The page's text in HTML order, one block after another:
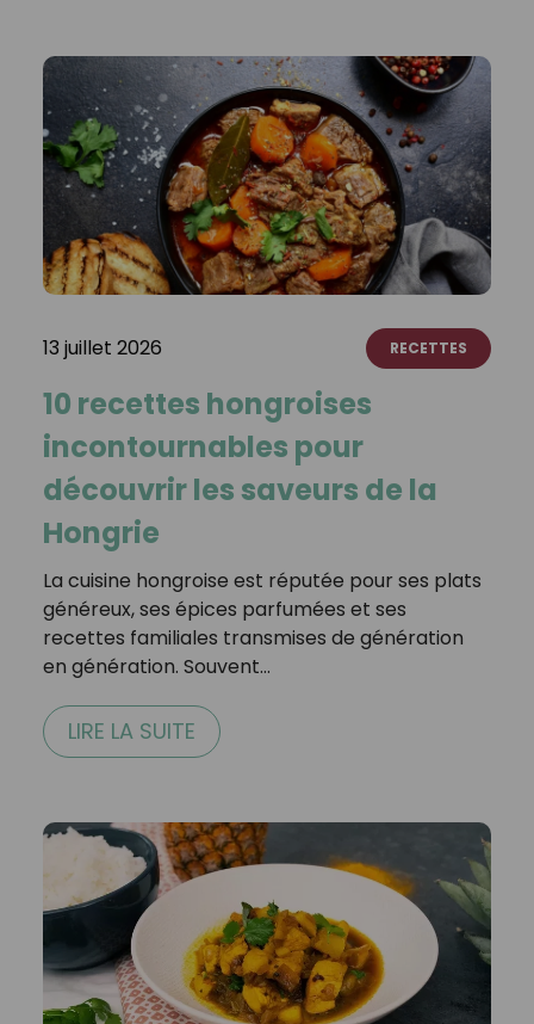
13 juillet 2026 RECETTES
10 recettes hongroises
incontournables pour
découvrir les saveurs de la
Hongrie
La cuisine hongroise est réputée pour ses plats
généreux, ses épices parfumées et ses
recettes familiales transmises de génération
en génération. Souvent…
LIRE LA SUITE